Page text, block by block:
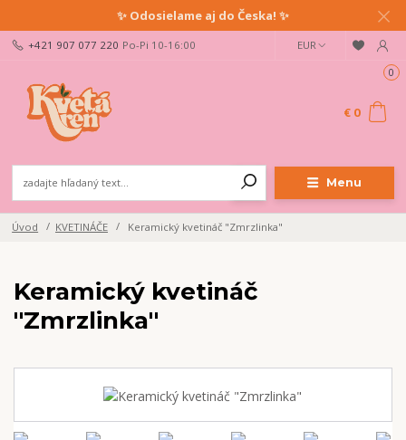
✨ Odosielame aj do Česka! ✨
Menu
EUR
+421 907 077 220 Po-Pi 10-16:00
0
€ 0
Úvod KVETINÁČE Keramický kvetináč "Zmrzlinka"
Keramický kvetináč
"Zmrzlinka"
Ahoj milovník rastlín!
Prihlás sa na newsletter a získaj zľavu na nákup!
Prajem si odoberať novinky e-mailom podľa podmienok spracovania
Zatvoriť